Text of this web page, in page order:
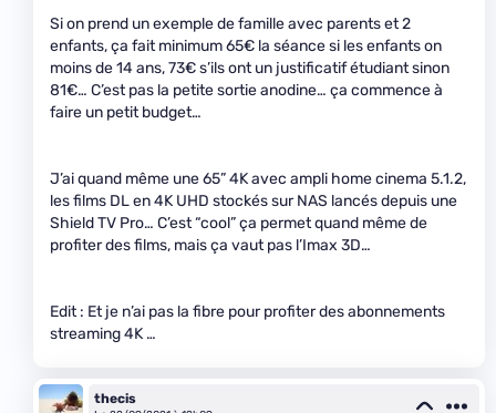
Si on prend un exemple de famille avec parents et 2
enfants, ça fait minimum 65€ la séance si les enfants on
moins de 14 ans, 73€ s’ils ont un justificatif étudiant sinon
81€… C’est pas la petite sortie anodine… ça commence à
faire un petit budget…
J’ai quand même une 65” 4K avec ampli home cinema 5.1.2,
les films DL en 4K UHD stockés sur NAS lancés depuis une
Shield TV Pro… C’est “cool” ça permet quand même de
profiter des films, mais ça vaut pas l’Imax 3D…
Edit : Et je n’ai pas la fibre pour profiter des abonnements
streaming 4K …
thecis